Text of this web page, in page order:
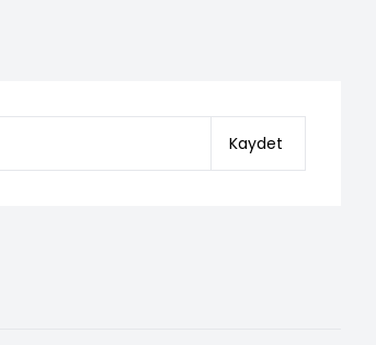
Kaydet